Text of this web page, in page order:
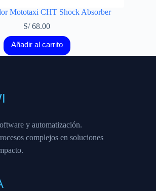
Mototaxi CHT Shock Absorber
S/68.00
Añadir al carrito
y automatización.
complejos en soluciones